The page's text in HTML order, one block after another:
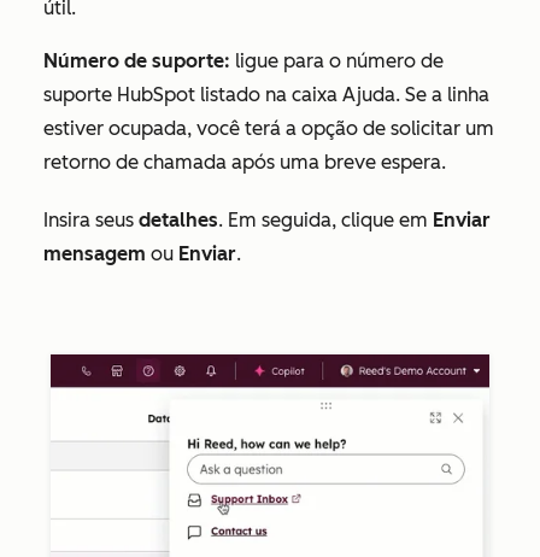
útil.
Número de suporte: ligue para o número de
suporte HubSpot listado na caixa Ajuda. Se a linha
estiver ocupada, você terá a opção de solicitar um
retorno de chamada após uma breve espera.
Insira seus detalhes. Em seguida, clique em Enviar
mensagem ou Enviar.